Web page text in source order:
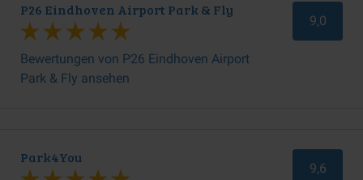
P26 Eindhoven Airport Park & Fly
Bewertungen von P26 Eindhoven Airport
Park & Fly ansehen
9,0
Park4You
9,6